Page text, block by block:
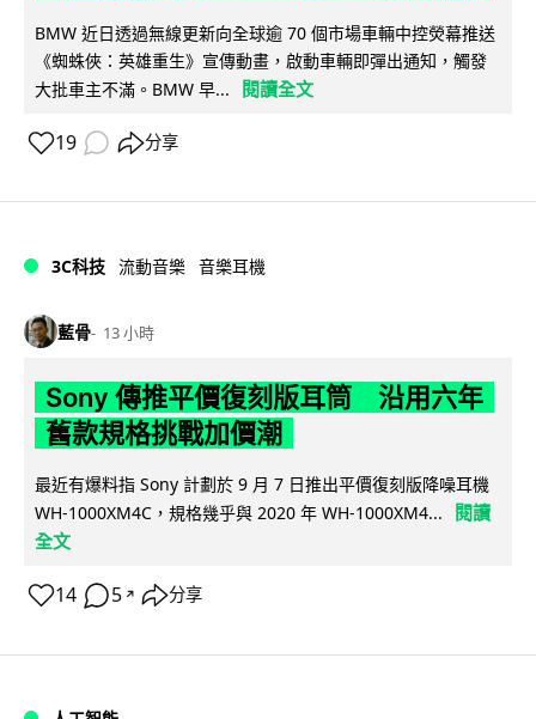
BMW 近日透過無線更新向全球逾 70 個市場車輛中控熒幕推送
《蜘蛛俠：英雄重生》宣傳動畫，啟動車輛即彈出通知，觸發
大批車主不滿。BMW 早...
閱讀全文
19 分享
3C科技 流動音樂 音樂耳機
藍骨 13 小時
Sony 傳推平價復刻版耳筒 沿用六年
舊款規格挑戰加價潮
最近有爆料指 Sony 計劃於 9 月 7 日推出平價復刻版降噪耳機
WH-1000XM4C，規格幾乎與 2020 年 WH-1000XM4...
閱讀
全文
14 5 ↗ 分享